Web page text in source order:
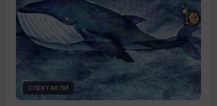
СПЕКТАКЛИ